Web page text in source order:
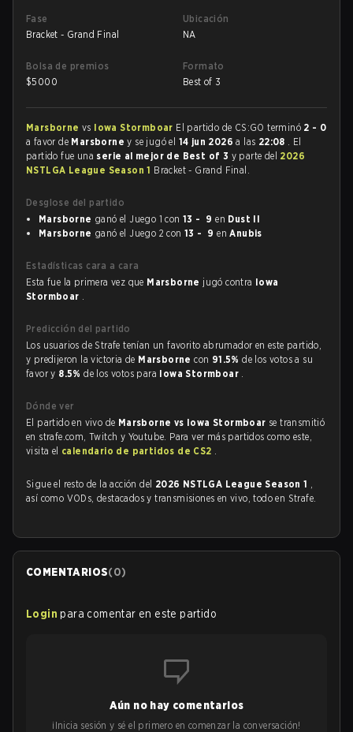
Fase
Bracket - Grand Final
Ubicación
NA
Bolsa de premios
$5000
Formato
Best of 3
Marsborne vs Iowa Stormboar El partido de CS:GO terminó 2 - 0
a favor de Marsborney se jugó el 14 jun 2026a las 22:08 . El
partido fue una serie al mejor de Best of 3 y parte del 2026
NSTLGA League Season 1 Bracket - Grand Final.
Desglose del partido
Marsborne ganó el Juego 1 con13 - 9 en Dust II
Marsborne ganó el Juego 2 con13 - 9 enAnubis
Estadísticas cara a cara
Esta fue la primera vez que Marsborne jugó contra Iowa
Stormboar .
Predicción del partido
Los usuarios de Strafe tenían un favorito abrumador en este partido,
y predijeron la victoria de Marsbornecon 91.5%de los votos a su
favor y 8.5%de los votos para Iowa Stormboar .
Dónde ver
El partido en vivo de Marsborne vs Iowa Stormboar se transmitió
en strafe.com, Twitch y Youtube. Para ver más partidos como este,
visita el calendario de partidos de CS2 .
Sigue el resto de la acción del 2026 NSTLGA League Season 1 ,
así como VODs, destacados y transmisiones en vivo, todo en Strafe.
COMENTARIOS(0)
Login para comentar en este partido
Aún no hay comentarios
¡Inicia sesión y sé el primero en comenzar la conversación!